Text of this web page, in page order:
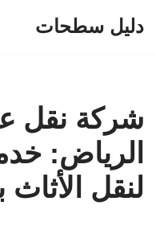
دليل سطحات
شركة نقل
الرياض:
لنقل